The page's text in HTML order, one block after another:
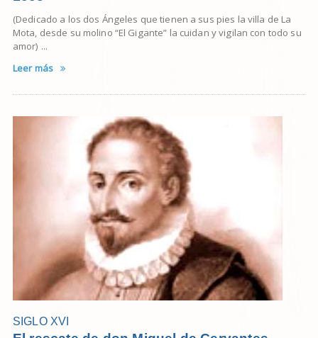
(Dedicado a los dos Ángeles que tienen a sus pies la villa de La
Mota, desde su molino “El Gigante” la cuidan y vigilan con todo su
amor) ...
Leer más
SIGLO XVI